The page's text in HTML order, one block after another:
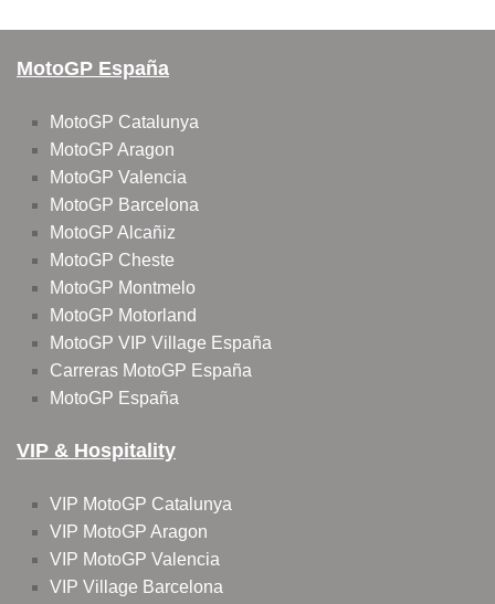
MotoGP España
MotoGP Catalunya
MotoGP Aragon
MotoGP Valencia
MotoGP Barcelona
MotoGP Alcañiz
MotoGP Cheste
MotoGP Montmelo
MotoGP Motorland
MotoGP VIP Village España
Carreras MotoGP España
MotoGP España
VIP & Hospitality
VIP MotoGP Catalunya
VIP MotoGP Aragon
VIP MotoGP Valencia
VIP Village Barcelona